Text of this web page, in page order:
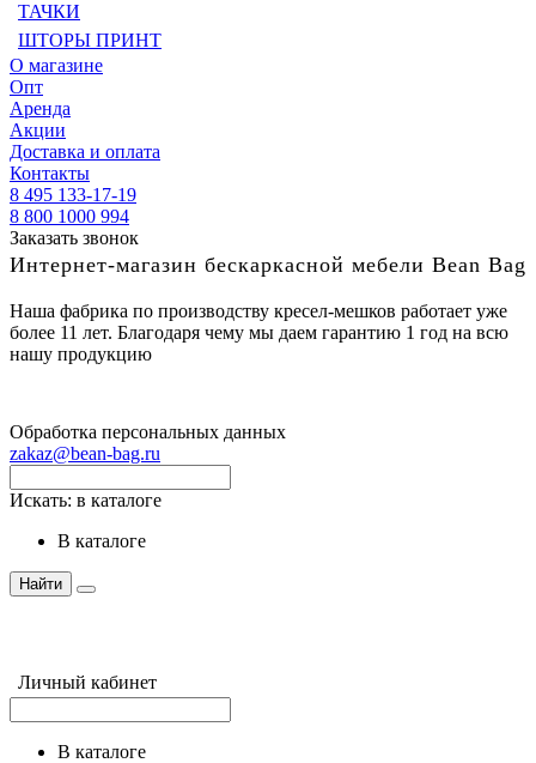
ТАЧКИ
ШТОРЫ ПРИНТ
О магазине
Опт
Аренда
Акции
Доставка и оплата
Контакты
8 495 133-17-19
8 800 1000 994
Заказать звонок
Интернет-магазин бескаркасной мебели Bean Bag
Наша фабрика по производству кресел-мешков работает уже
более 11 лет. Благодаря чему мы даем гарантию 1 год на всю
нашу продукцию
Обработка персональных данных
zakaz@bean-bag.ru
Искать: в каталоге
в каталоге
Найти
Личный кабинет
в каталоге